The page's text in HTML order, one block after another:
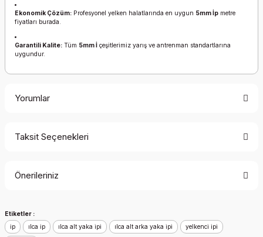
Ekonomik Çözüm: Profesyonel yelken halatlarında en uygun 5mm İp metre
fiyatları burada.
Garantili Kalite: Tüm 5mm İ çeşitlerimiz yarış ve antrenman standartlarına
uygundur.
Yorumlar
Taksit Seçenekleri
Önerileriniz
konularda yetersiz gördüğünüz noktaları öneri formunu
kullanarak tarafımıza iletebilirsiniz.
Etiketler :
ip
ılca ip ılca alt yaka ipi ılca alt arka yaka ipi yelkenci ipi